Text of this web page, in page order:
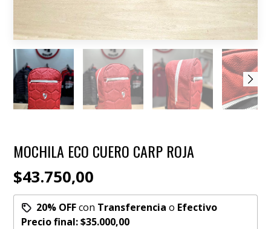
MOCHILA ECO CUERO CARP ROJA
$43.750,00
20% OFFcon Transferencia o Efectivo
Precio final:$35.000,00